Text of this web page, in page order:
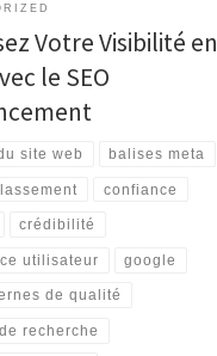
Votre Visibilité en
le SEO
site web balises meta
confiance
crédibilité
utilisateur google
de qualité
recherche